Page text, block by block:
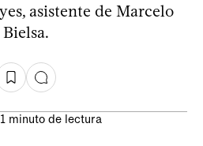
asistente de Marcelo
Bielsa.
1 minuto de lectura